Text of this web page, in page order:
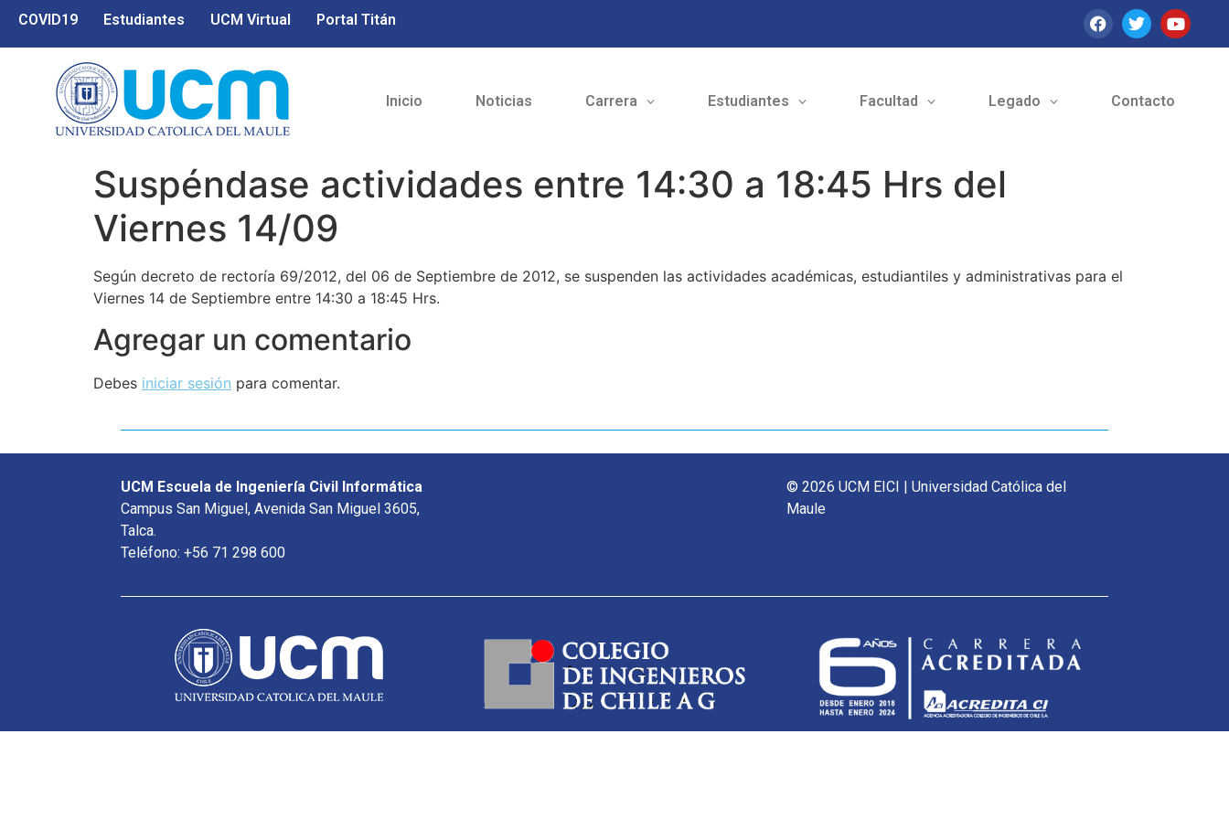
COVID19 Estudiantes UCM Virtual Portal Titán
Inicio Noticias Carrera Estudiantes Facultad Legado Contacto
Suspéndase actividades entre 14:30 a 18:45 Hrs del
Viernes 14/09
Según decreto de rectoría 69/2012, del 06 de Septiembre de 2012, se suspenden las actividades académicas, estudiantiles y administrativas para el
Viernes 14 de Septiembre entre 14:30 a 18:45 Hrs.
Agregar un comentario
Debes iniciar sesión para comentar.
UCM Escuela de Ingeniería Civil Informática
Campus San Miguel, Avenida San Miguel 3605,
Talca.
Teléfono: +56 71 298 600
© 2026 UCM EICI | Universidad Católica del
Maule